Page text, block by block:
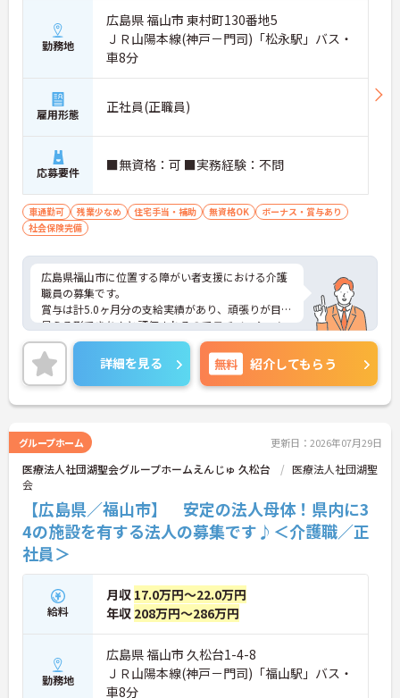
勤務地
広島県 福山市 東村町130番地5
ＪＲ山陽本線(神戸－門司)「松永駅」バス・
車8分
雇用形態 正社員(正職員)
応募要件 ■無資格：可 ■実務経験：不問
車通勤可 残業少なめ 住宅手当・補助 無資格OK
ボーナス・賞与あり
社会保険完備
広島県福山市に位置する障がい者支援における介護
職員の募集です。
賞与は計5.0ヶ月分の支給実績があり、頑張りが目に
見える形できちんと評価されるのでモチベーション
アップにつながります。また、介護資格をお持ちで
ない方も歓迎です。ご利用者に寄り沿ってサービス
の提供を行っていただける方を募集しています。
ご興味のある方には、面接対策ポイントなど、さら
に詳細をお話しいたしますのでお気軽にご相談くだ
詳細を見る 無料 紹介してもらう
グループホーム 更新日：2026年07月29日
医療法人社団湖聖会グループホームえんじゅ 久松台
医療法人社団湖聖
会
【広島県／福山市】 安定の法人母体！県内に3
4の施設を有する法人の募集です♪＜介護職／正
社員＞
給料
月収 17.0万円～22.0万円
年収 208万円～286万円
勤務地
広島県 福山市 久松台1-4-8
ＪＲ山陽本線(神戸－門司)「福山駅」バス・
車8分